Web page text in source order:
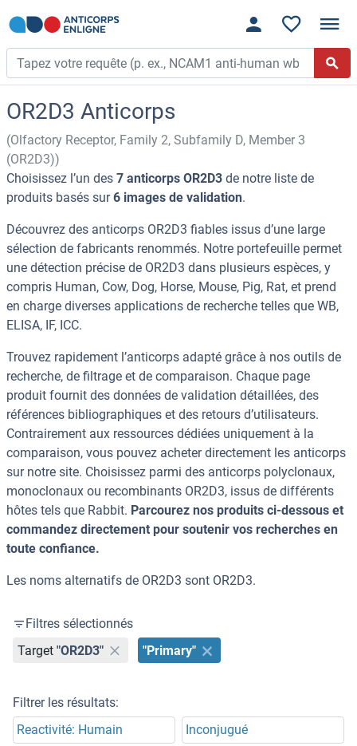
OR2D3 Anticorps
(Olfactory Receptor, Family 2, Subfamily D, Member 3
(OR2D3))
Choisissez l’un des 7 anticorps OR2D3 de notre liste de
produits basés sur6 images de validation.
Découvrez des anticorps OR2D3 fiables issus d’une large
sélection de fabricants renommés. Notre portefeuille permet
une détection précise de OR2D3 dans plusieurs espèces, y
compris Human, Cow, Dog, Horse, Mouse, Pig, Rat, et prend
en charge diverses applications de recherche telles que WB,
ELISA, IF, ICC.
Trouvez rapidement l’anticorps adapté grâce à nos outils de
recherche, de filtrage et de comparaison. Chaque page
produit fournit des données de validation détaillées, des
références bibliographiques et des retours d’utilisateurs.
Contrairement aux ressources dédiées uniquement à la
comparaison, vous pouvez acheter directement les anticorps
sur notre site. Choisissez parmi des anticorps polyclonaux,
monoclonaux ou recombinants OR2D3, issus de différents
hôtes tels que Rabbit. Parcourez nos produits ci-dessous et
commandez directement pour soutenir vos recherches en
toute confiance.
Les noms alternatifs de OR2D3 sont OR2D3.
Filtres sélectionnés
Target "OR2D3" "Primary"
Filtrer les résultats:
Reactivité: Humain
Inconjugué